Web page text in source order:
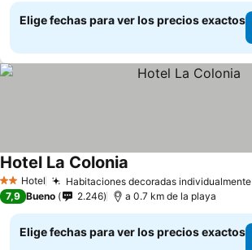
Elige fechas para ver los precios exactos
2 Estrellas
Hotel Habitaciones decoradas individualmente
Hotel La Colonia
7,9 Bueno 2.246 a 0.7 km de la playa
Elige fechas para ver los precios exactos